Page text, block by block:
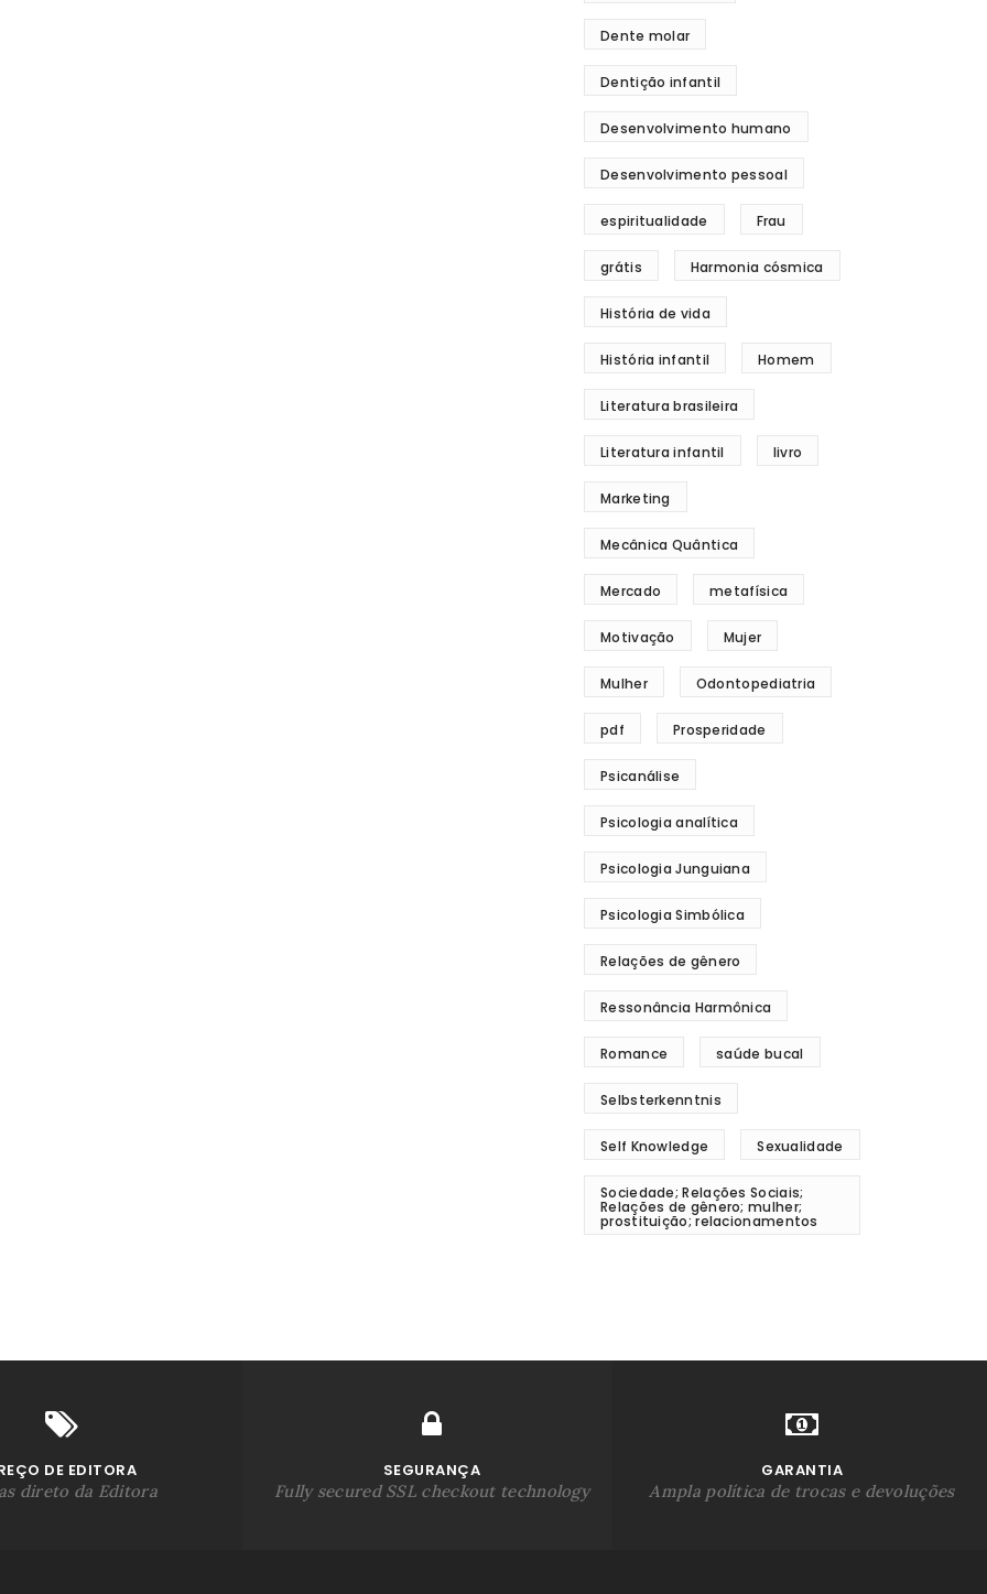
Dente molar
Dentição infantil
Desenvolvimento humano
Desenvolvimento pessoal
espiritualidade Frau
grátis Harmonia cósmica
História de vida
História infantil Homem
Literatura brasileira
Literatura infantil livro
Marketing
Mecânica Quântica
Mercado metafísica
Motivação Mujer
Mulher Odontopediatria
pdf Prosperidade
Psicanálise
Psicologia analítica
Psicologia Junguiana
Psicologia Simbólica
Relações de gênero
Ressonância Harmônica
Romance saúde bucal
Selbsterkenntnis
Self Knowledge Sexualidade
Sociedade; Relações Sociais;
Relações de gênero; mulher;
prostituição; relacionamentos
DE EDITORA
direto da Editora
SEGURANÇA
Fully secured SSL checkout technology
GARANTIA
Ampla política de trocas e devoluções